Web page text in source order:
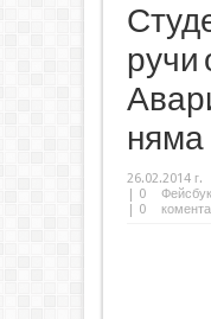
ручи
няма
26.02.2014 г.
| 0
| 0